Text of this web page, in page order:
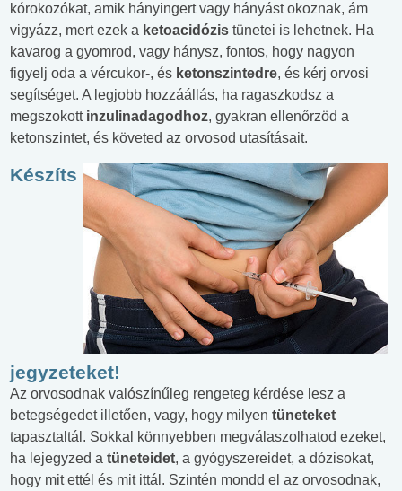
kórokozókat, amik hányingert vagy hányást okoznak, ám
vigyázz, mert ezek a ketoacidózis tünetei is lehetnek. Ha
kavarog a gyomrod, vagy hánysz, fontos, hogy nagyon
figyelj oda a vércukor-, és ketonszintedre, és kérj orvosi
segítséget. A legjobb hozzáállás, ha ragaszkodsz a
megszokott inzulinadagodhoz, gyakran ellenőrzöd a
ketonszintet, és követed az orvosod utasításait.
Készíts
jegyzeteket!
Az orvosodnak valószínűleg rengeteg kérdése lesz a
betegségedet illetően, vagy, hogy milyen tüneteket
tapasztaltál. Sokkal könnyebben megválaszolhatod ezeket,
ha lejegyzed a tüneteidet, a gyógyszereidet, a dózisokat,
hogy mit ettél és mit ittál. Szintén mondd el az orvosodnak,